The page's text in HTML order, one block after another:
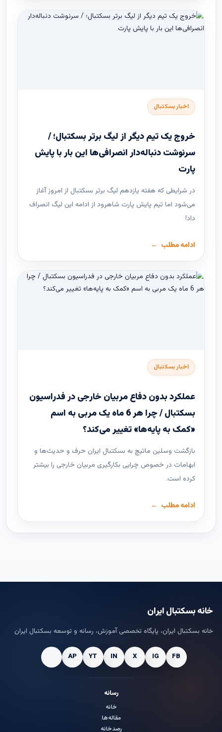
اخبار بسکتبال
خروج یک تیم دیگر از لیگ برتر بسکتبال؛ /
سرنوشت دنباله‌دار انصرافی‌ها این بار با پایش
پارت
در شرایطی که هفته یازدهم لیگ ‌برتر بسکتبال از امروز آغاز
می‌شود اما تیم پایش پارت شاهرود از ادامه این لیگ انصراف
داد!
ادامه مطلب
اخبار بسکتبال
عملکرد بدون دفاع مربیان خارجی در فدراسیون
بسکتبال / چرا هر 6 ماه یک مربی به اسم
«کمک به پایه‌ها» تغییر می‌کند؟
بازگشت وسلین ماتیچ به بسکتبال ایران حرف و حدیث‌ها و
ابهامات در خصوص چرایی بکارگیری مربیان خارجی را بیشتر
کرده است.
ادامه مطلب
خانه بسکتبال ایران
خانه بسکتبال ایران، پایگاه تخصصی آموزش، رسانه و توسعه بسکتبال ایران
رسانه
خانه
مقاله‌ها
رصدخانه